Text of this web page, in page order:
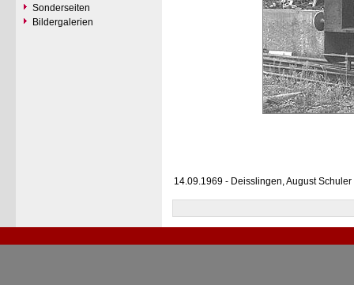
Sonderseiten
Bildergalerien
14.09.1969 - Deisslingen, August Schuler